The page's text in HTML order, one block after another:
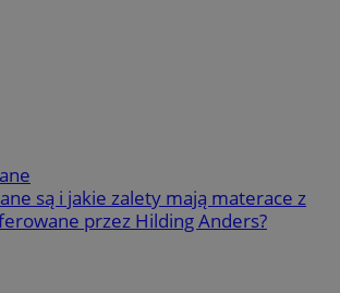
są i jakie zalety mają materace z
przez Hilding Anders?